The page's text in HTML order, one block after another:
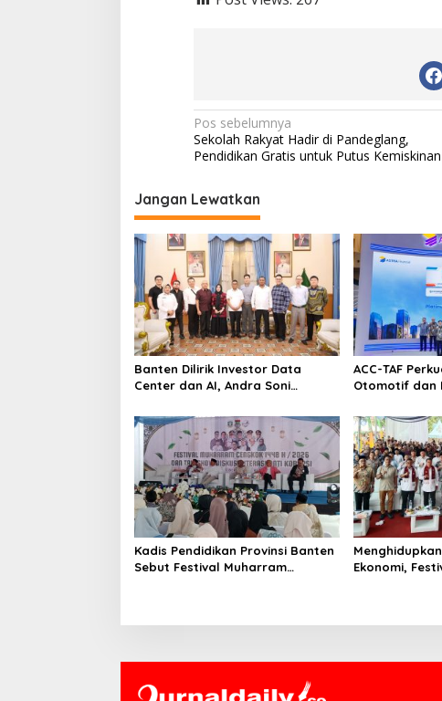
N
a
i
g
a
s
i
p
o
s
Pos sebelumnya
Sekolah Rakyat Hadir di Pandeglang,
Pendidikan Gratis untuk Putus Kemiskinan
Jangan Lewatkan
Banten Dilirik Investor Data
Center dan AI, Andra Soni
ACC-TAF
Otomotif dan
Kadis Pendidikan Provinsi Banten
Sebut Festival Muharram
Ekonomi,